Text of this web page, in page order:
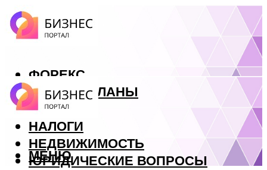
ФОРЕКС
БИЗНЕС ПЛАНЫ
КРЕДИТЫ
НАЛОГИ
НЕДВИЖИМОСТЬ
ЮРИДИЧЕСКИЕ ВОПРОСЫ
МЕНЮ